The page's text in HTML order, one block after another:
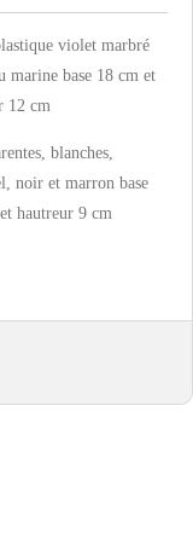
violet marbré
marine base 18 cm et
12 cm
blanches,
noir et marron base
hautreur 9 cm